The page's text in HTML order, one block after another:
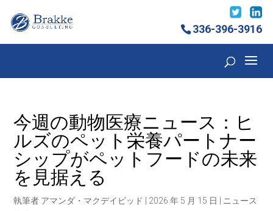
336-396-3916
今週の動物医療ニュース：ヒ
ルズのペット栄養パートナー
シップがペットフードの未来
を見据える
執筆者 アマンダ・マクデイビッド 2026 年 5 月 15 日
ニュース